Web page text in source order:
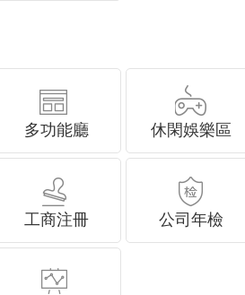
多功能廳 休閑娛樂區
工商注冊 公司年檢